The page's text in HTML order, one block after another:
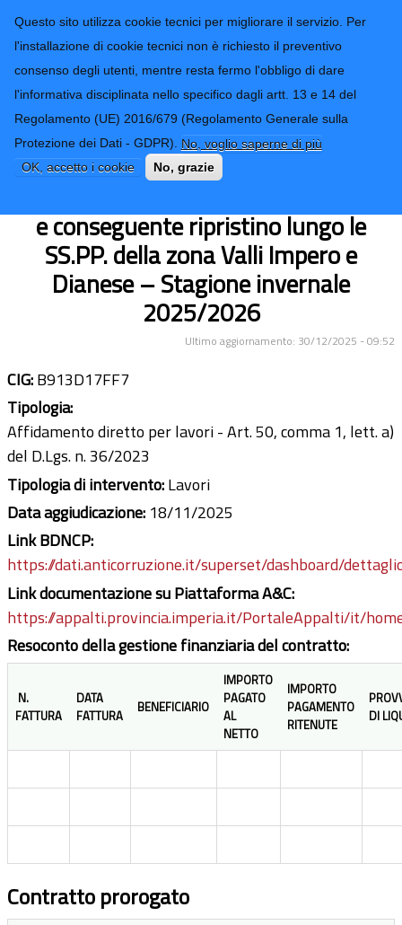
Questo sito utilizza cookie tecnici per migliorare il servizio. Per
l'installazione di cookie tecnici non è richiesto il preventivo
consenso degli utenti, mentre resta fermo l'obbligo di dare
l'informativa disciplinata nello specifico dagli artt. 13 e 14 del
Regolamento (UE) 2016/679 (Regolamento Generale sulla
Protezione dei Dati - GDPR). No, voglio saperne di più
OK, accetto i cookie
No, grazie
Provincia di
Imperia
CONTATTI-URP
TRASPARENZA
Form di ricerca
Manutenzione ordinaria invernale
consistente in lavori di sgombero
e conseguente ripristino lungo le
SS.PP. della zona Valli Impero e
Dianese – Stagione invernale
2025/2026
Ultimo aggiornamento: 30/12/2025 - 09:52
CIG:B913D17FF7
Tipologia:
Affidamento diretto per lavori - Art. 50, comma 1, lett. a)
del D.Lgs. n. 36/2023
Tipologia di intervento:Lavori
Data aggiudicazione: 18/11/2025
Link BDNCP:
https://dati.anticorruzione.it/superset/dashboard/
Link documentazione su Piattaforma A&C:
https://appalti.provincia.imperia.it/PortaleAppalti/it/
Resoconto della gestione finanziaria del contratto:
N.
FATTURA
DATA
FATTURA
BENEFICIARIO
IMPORTO
PAGATO
AL
NETTO
IMPORTO
PAGAMENTO
RITENUTE
DI
Contratto prorogato